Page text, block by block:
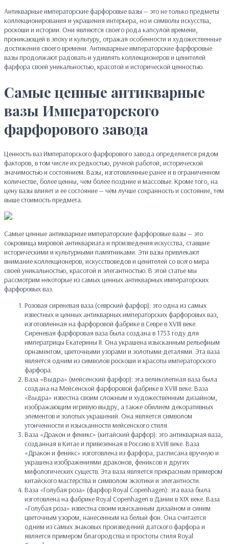
Антикварные императорские фарфоровые вазы — это не только предметы
коллекционирования и украшения интерьера, но и символы искусства,
роскоши и истории. Они являются своего рода капсулой времени,
проникающей в эпоху и культуру, отражая особенности и художественные
достижения своего времени. Антикварные императорские фарфоровые
вазы продолжают радовать и удивлять коллекционеров и ценителей
фарфора своей уникальностью, красотой и исторической ценностью.
Самые ценные антикварные
вазы Императорского
фарфорового завода
Ценность ваз Императорского фарфорового завода определяется рядом
факторов, в том числе их редкостью, ручной работой, исторической
значимостью и состоянием. Вазы, изготовленные ранее и в ограниченном
количестве, более ценны, чем более поздние и массовые. Кроме того, на
цену вазы влияет и ее состояние — чем лучше сохранность и состояние, тем
выше стоимость предмета.
Самые ценные антикварные императорские фарфоровые вазы — это
сокровища мировой антиквариата и произведения искусства, ставшие
историческими и культурными памятниками. Эти вазы привлекают
внимание коллекционеров, искусствоведов и ценителей со всего мира
своей уникальностью, красотой и элегантностью. В этой статье мы
рассмотрим некоторые из самых ценных антикварных императорских
фарфоровых ваз.
Розовая сиреневая ваза (севрский фарфор): это одна из самых
известных и ценных антикварных императорских фарфоровых ваз,
изготовленная на фарфоровой фабрике в Севре в XVIII веке.
Сиреневая фарфоровая ваза была создана в 1753 году для
императрицы Екатерины II. Она украшена изысканным рельефным
орнаментом, цветочными узорами и золотыми деталями. Эта ваза
является одним из символов роскоши и красоты императорского
фарфора.
Ваза «Выдра» (мейсенский фарфор): эта великолепная ваза была
создана на Мейсенской фарфоровой фабрике в XVIII веке. Ваза
«Выдра» известна своим сложным и художественным дизайном,
изображающим игривую выдру, а также обилием декоративных
элементов и золотых украшений. Она является символом
утонченности и изысканности мейсенского стиля.
Ваза «Дракон и феникс» (китайский фарфор): это антикварная ваза,
созданная в Китае и привезенная в Россию в XVIII веке. Ваза
«Дракон и феникс» изготовлена из фарфора, расписана вручную и
украшена изображениями драконов, фениксов и других
мифологических существ. Эта ваза является прекрасным примером
китайского мастерства и символом экзотики и элегантности.
Ваза «Голубая роза» (фарфор Royal Copenhagen): эта ваза была
изготовлена на фабрике Royal Copenhagen в Дании в XIX веке. Ваза
«Голубая роза» известна своим изысканным дизайном и синим
цветочным узором, нанесенным на белый фон. Она считается
одним из самых знаковых произведений датского фарфора и
является примером благородства и простоты стиля Royal